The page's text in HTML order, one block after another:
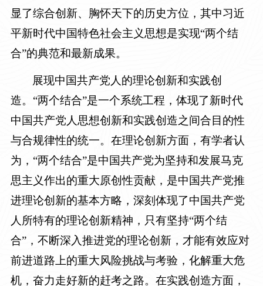
显了综合创新、胸怀天下的历史方位，其中习近
平新时代中国特色社会主义思想是实现“两个结
合”的典范和最新成果。
展现中国共产党人的理论创新和实践创
造。“两个结合”是一个系统工程，体现了新时代
中国共产党人思想创新和实践创造之间合目的性
与合规律性的统一。在理论创新方面，有学者认
为，“两个结合”是中国共产党为坚持和发展马克
思主义作出的重大原创性贡献，是中国共产党推
进理论创新的基本方略，深刻体现了中国共产党
人所特有的理论创新精神，只有坚持“两个结
合”，不断深入推进党的理论创新，才能有效应对
前进道路上的重大风险挑战与考验，化解重大危
机，奋力走好新的赶考之路。在实践创造方面，